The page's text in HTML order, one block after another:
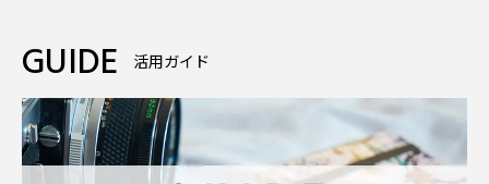
GUIDE 活用ガイド